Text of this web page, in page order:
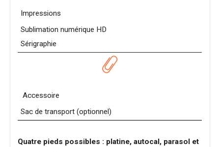
Impressions
Sublimation numérique HD
Sérigraphie
Accessoire
Sac de transport (optionnel)
Quatre pieds possibles : platine, autocal, parasol et